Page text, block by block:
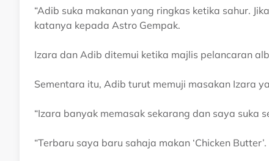
“Adib suka makanan yang ringkas ketika sahur.
katanya kepada Astro Gempak.
Izara dan Adib ditemui ketika majlis pelancaran
Sementara itu, Adib turut memuji masakan Izara
“Izara banyak memasak sekarang dan saya suka
“Terbaru saya baru sahaja makan ‘Chicken Butter’.